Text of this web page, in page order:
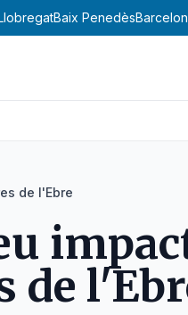
Baix Penedès
de l'Ebre
de